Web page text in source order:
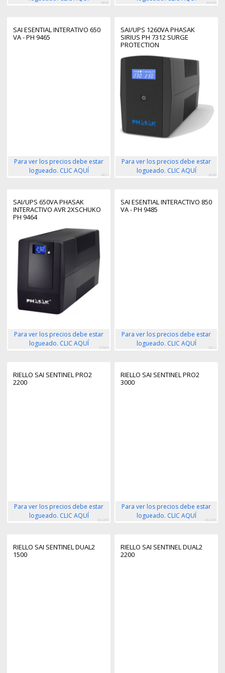
9845 96646
SAI ESENTIAL INTERATIVO 650
VA - PH 9465
Para ver los precios debe estar
logueado. CLIC AQUÍ
9811
SAI/UPS 1260VA PHASAK
SIRIUS PH 7312 SURGE
PROTECTION
Para ver los precios debe estar
logueado. CLIC AQUÍ
9846
SAI/UPS 650VA PHASAK
INTERACTIVO AVR 2XSCHUKO
PH 9464
Para ver los precios debe estar
logueado. CLIC AQUÍ
97995
SAI ESENTIAL INTERACTIVO 850
VA - PH 9485
Para ver los precios debe estar
logueado. CLIC AQUÍ
9812
RIELLO SAI SENTINEL PRO2
2200
Para ver los precios debe estar
logueado. CLIC AQUÍ
462295
RIELLO SAI SENTINEL PRO2
3000
Para ver los precios debe estar
logueado. CLIC AQUÍ
462296
RIELLO SAI SENTINEL DUAL2
1500
RIELLO SAI SENTINEL DUAL2
2200